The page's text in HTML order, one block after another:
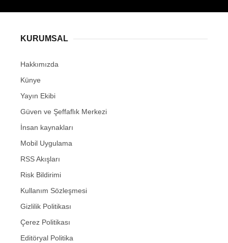
KURUMSAL
Hakkımızda
Künye
Yayın Ekibi
Güven ve Şeffaflık Merkezi
İnsan kaynakları
Mobil Uygulama
RSS Akışları
Risk Bildirimi
Kullanım Sözleşmesi
Gizlilik Politikası
Çerez Politikası
Editöryal Politika